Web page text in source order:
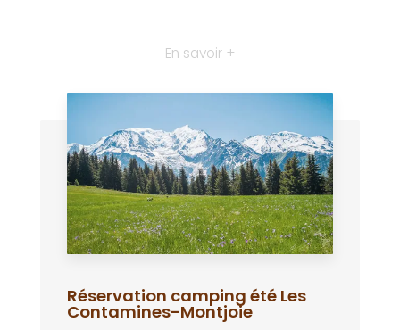
En savoir +
Réservation camping été Les
Contamines-Montjoie